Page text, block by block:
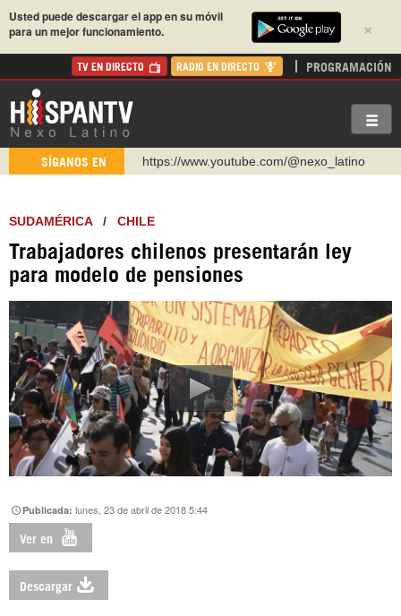
×
Usted puede descargar el app en su móvil
para un mejor funcionamiento.
TV EN DIRECTO RADIO EN DIRECTO PROGRAMACIÓN
SÍGANOS EN
https://www.youtube.com/@nexo_latino
https://t.me/hispantvcanal
https://urmedium.com/c/hispantv
WhatsApp y Viber: +98 921 79 29 404
https://www.facebook.com/Nexolatino.Canal
SUDAMÉRICA/ CHILE
Trabajadores chilenos presentarán ley
para modelo de pensiones
Publicada:lunes, 23 de abril de 2018 5:44
Ver en
Descargar